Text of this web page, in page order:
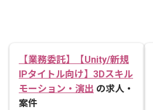
【業務委託】【Unity/新規
IPタイトル向け】3Dスキル
モーション・演出 の求人・
案件